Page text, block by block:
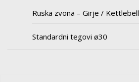
Ruska zvona – Girje / Kettlebell
Standardni tegovi ø30